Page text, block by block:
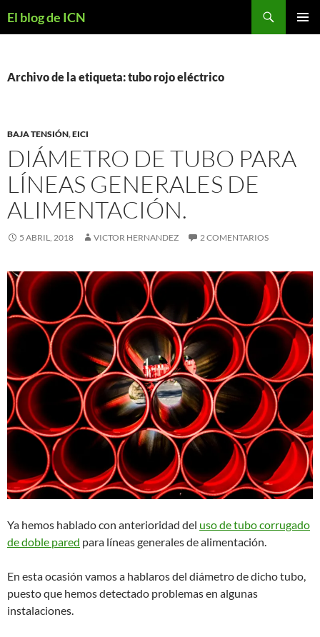
El blog de ICN
Archivo de la etiqueta: tubo rojo eléctrico
BAJA TENSIÓN,EICI
DIÁMETRO DE TUBO PARA
LÍNEAS GENERALES DE
ALIMENTACIÓN.
5 ABRIL, 2018 VICTOR HERNANDEZ 2 COMENTARIOS
Ya hemos hablado con anterioridad del uso de tubo corrugado
de doble pared para líneas generales de alimentación.
En esta ocasión vamos a hablaros del diámetro de dicho tubo,
puesto que hemos detectado problemas en algunas
instalaciones.